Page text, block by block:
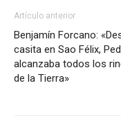
Artículo anterior
Benjamín Forcano:
casita en Sao Félix,
alcanzaba todos los
de la Tierra»